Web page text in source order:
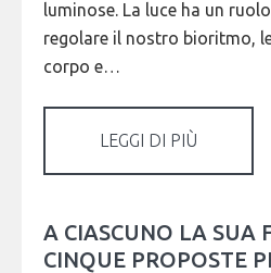
luminose. La luce ha un
regolare il nostro bioritmo,
corpo e…
LEGGI DI PIÙ
A CIASCUNO LA SUA
CINQUE PROPOSTE